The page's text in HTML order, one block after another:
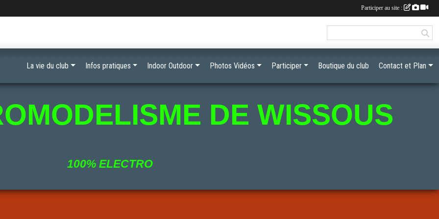
DE WISSOUS
100% ELECTRO
La vie du club Infos pratiques Indoor Outdoor Photos Vidéos Participer Boutique du club Contact et Plan
Participer au site :